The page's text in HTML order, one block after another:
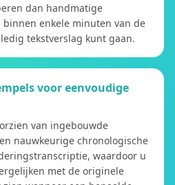
dan handmatige
enkele minuten van de
tekstverslag kunt gaan.
voor eenvoudige
van ingebouwde
nauwkeurige chronologische
waardoor u
met de originele